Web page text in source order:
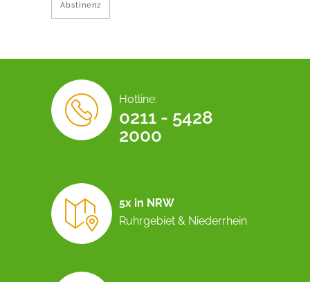
Abstinenz
Hotline:
0211 - 5428
2000
5x in NRW
Ruhrgebiet & Niederrhein